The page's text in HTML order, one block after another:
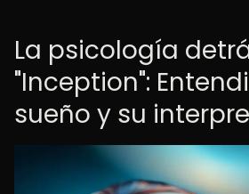
La psicología
"Inception":
sueño y su